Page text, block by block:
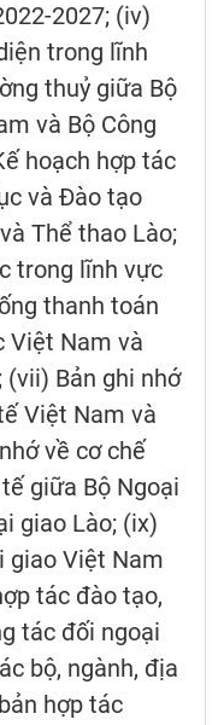
2027; (iv)
trong lĩnh
thuỷ giữa Bộ
và Bộ Công
hoạch hợp tác
và Đào tạo
Thể thao Lào;
trong lĩnh vực
thanh toán
Việt Nam và
(vii) Bản ghi nhớ
Việt Nam và
về cơ chế
giữa Bộ Ngoại
giao Lào; (ix)
giao Việt Nam
tác đào tạo,
tác đối ngoại
bộ, ngành, địa
hợp tác